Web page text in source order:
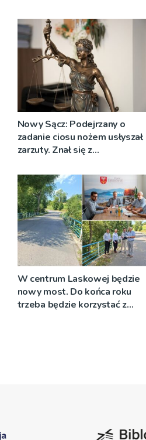
Nowy Sącz: Podejrzany o
zadanie ciosu nożem usłyszał
zarzuty. Znał się z
W centrum Laskowej będzie
nowy most. Do końca roku
trzeba będzie korzystać z